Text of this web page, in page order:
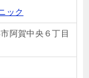
ック
阿賀中央６丁目